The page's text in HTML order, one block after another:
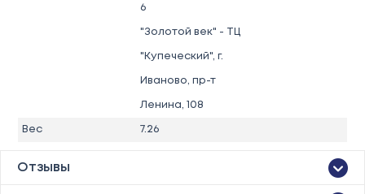
6
"Золотой век" - ТЦ
"Купеческий", г.
Иваново, пр-т
Ленина, 108
Вес 7.26
Отзывы